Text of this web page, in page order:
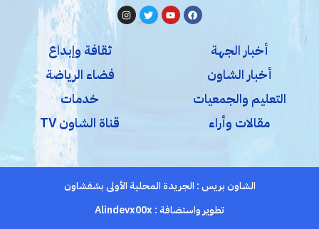
أخبار الجهة
أخبار الشاون
التعليم والجمعيات
مقالات وأراء
ثقافة وإبداع
فضاء الرياضة
خدمات
قناة الشاون TV
الشاون بريس : الجريدة المحلية الأولى بشفشاون
تطوير واستضافة : Alindevx00x